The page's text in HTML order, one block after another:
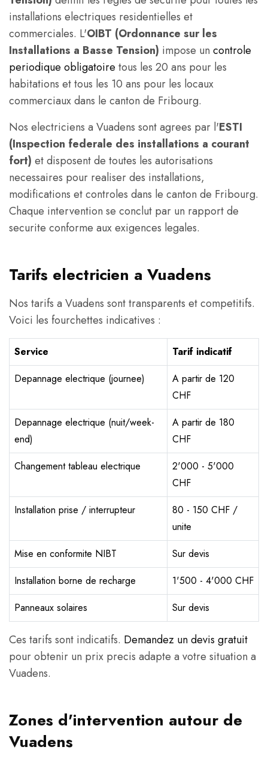
installations electriques residentielles et
commerciales. L'OIBT (Ordonnance sur les
Installations a Basse Tension) impose un controle
periodique obligatoire tous les 20 ans pour les
habitations et tous les 10 ans pour les locaux
commerciaux dans le canton de Fribourg.
Nos electriciens a Vuadens sont agrees par l'ESTI
(Inspection federale des installations a courant
fort) et disposent de toutes les autorisations
necessaires pour realiser des installations,
modifications et controles dans le canton de Fribourg.
Chaque intervention se conclut par un rapport de
securite conforme aux exigences legales.
Tarifs electricien a Vuadens
Nos tarifs a Vuadens sont transparents et competitifs.
Voici les fourchettes indicatives :
Service
Tarif indicatif
Depannage electrique (journee)
A partir de 120
CHF
Depannage electrique (nuit/week-
end)
A partir de 180
CHF
Changement tableau electrique
2'000 - 5'000
CHF
Installation prise / interrupteur
80 - 150 CHF /
unite
Mise en conformite NIBT
Sur devis
Installation borne de recharge
1'500 - 4'000 CHF
Panneaux solaires
Sur devis
Ces tarifs sont indicatifs. Demandez un devis gratuit
pour obtenir un prix precis adapte a votre situation a
Vuadens.
Zones d'intervention autour de
Vuadens